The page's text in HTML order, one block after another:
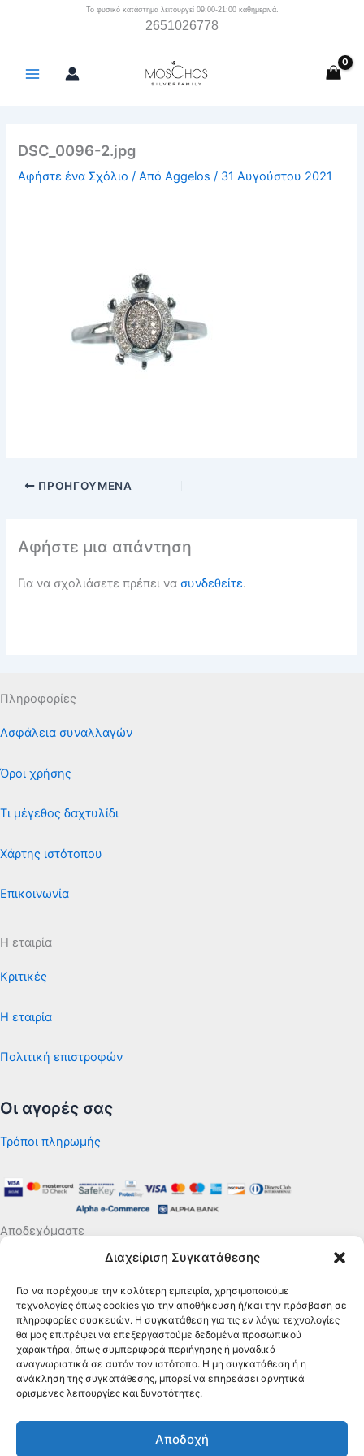
Διαχείριση Συγκατάθεσης
Για να παρέχουμε την καλύτερη εμπειρία, χρησιμοποιούμε
τεχνολογίες όπως cookies για την αποθήκευση ή/και την πρόσβαση σε
πληροφορίες συσκευών. Η συγκατάθεση για τις εν λόγω τεχνολογίες
θα μας επιτρέψει να επεξεργαστούμε δεδομένα προσωπικού
χαρακτήρα, όπως συμπεριφορά περιήγησης ή μοναδικά
αναγνωριστικά σε αυτόν τον ιστότοπο. Η μη συγκατάθεση ή η
ανάκληση της συγκατάθεσης, μπορεί να επηρεάσει αρνητικά
ορισμένες λειτουργίες και δυνατότητες.
Αποδοχή
Το φυσικό κατάστημα λειτουργεί 09:00-21:00 καθημερινά.
2651026778
DSC_0096-2.jpg
Αφήστε ένα Σχόλιο / ΑπόAggelos/ 31 Αυγούστου 2021
ΠΡΟΗΓΟΎΜΕΝΑ
Αφήστε μια απάντηση
Για να σχολιάσετε πρέπει νασυνδεθείτε.
Πληροφορίες
Ασφάλεια συναλλαγών
Όροι χρήσης
Τι μέγεθος δαχτυλίδι
Χάρτης ιστότοπου
Επικοινωνία
Η εταιρία
Κριτικές
Η εταιρία
Πολιτική επιστροφών
Οι αγορές σας
Τρόποι πληρωμής
Αποδεχόμαστε